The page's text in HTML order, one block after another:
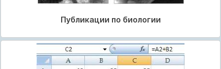
Публикации по биологии